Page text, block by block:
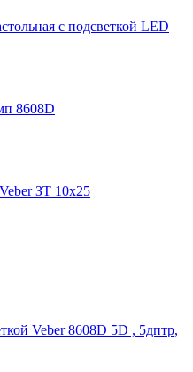
с подсветкой LED
8608D
ЗТ 10x25
Veber 8608D 5D , 5дптр,